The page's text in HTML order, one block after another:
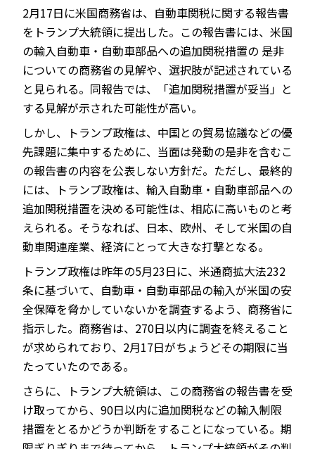
JP EN
2月17日に米国商務省は、自動車関税に関する報告書
をトランプ大統領に提出した。この報告書には、米国
の輸入自動車・自動車部品への追加関税措置の 是非
についての商務省の見解や、選択肢が記述されている
と見られる。同報告では、「追加関税措置が妥当」と
する見解が示された可能性が高い。
しかし、トランプ政権は、中国との貿易協議などの優
先課題に集中するために、当面は発動の是非を含むこ
の報告書の内容を公表しない方針だ。ただし、最終的
には、トランプ政権は、輸入自動車・自動車部品への
追加関税措置を決める可能性は、相応に高いものと考
えられる。そうなれば、日本、欧州、そして米国の自
動車関連産業、経済にとって大きな打撃となる。
トランプ政権は昨年の5月23日に、米通商拡大法232
条に基づいて、自動車・自動車部品の輸入が米国の安
全保障を脅かしていないかを調査するよう、商務省に
指示した。商務省は、270日以内に調査を終えること
が求められており、2月17日がちょうどその期限に当
たっていたのである。
さらに、トランプ大統領は、この商務省の報告書を受
け取ってから、90日以内に追加関税などの輸入制限
措置をとるかどうか判断をすることになっている。期